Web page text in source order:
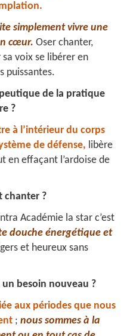
simplement vivre une
cœur. Oser chanter,
voix se libérer en
puissantes.
de la pratique
?
à l’intérieur du corps
de défense, libère
en effaçant l’ardoise de
chanter ?
Académie la star c’est
douche énergétique et
et heureux sans
besoin nouveau ?
aux périodes que nous
; nous sommes à la